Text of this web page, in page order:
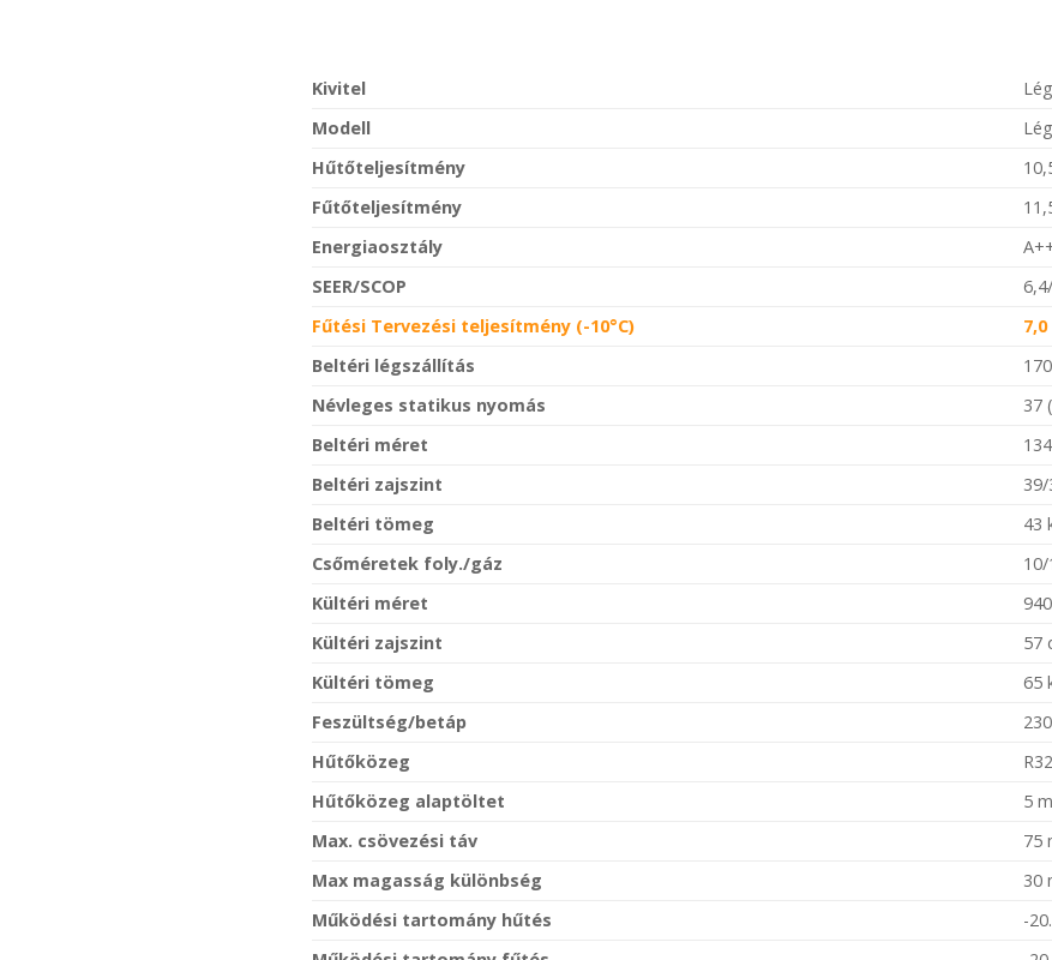
Kivitel
Modell
Hűtőteljesítmény
Fűtőteljesítmény
Energiaosztály
SEER/SCOP
Fűtési Tervezési teljesítmény (-10°C)
Beltéri légszállítás
Névleges statikus nyomás
37
Beltéri méret
Beltéri zajszint
Beltéri tömeg
43
Csőméretek foly./gáz
Kültéri méret
Kültéri zajszint
57
Kültéri tömeg
65
Feszültség/betáp
Hűtőközeg
R32
Hűtőközeg alaptöltet
5 m
Max. csövezési táv
75
Max magasság különbség
30
Működési tartomány hűtés
-